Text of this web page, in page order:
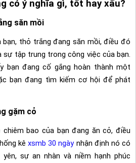
có ý nghĩa gì, tốt hay xấu?
săn mồi
bạn, thỏ trắng đang săn mồi, điều đó
tập trung trong công việc của bạn.
bạn đang cố gắng hoàn thành một
bạn đang tìm kiếm cơ hội để phát
gặm cỏ
bao của bạn đang ăn cỏ, điều
kêxsmb 30 ngàynhận định nó có
sự an nhàn và niềm hạnh phúc